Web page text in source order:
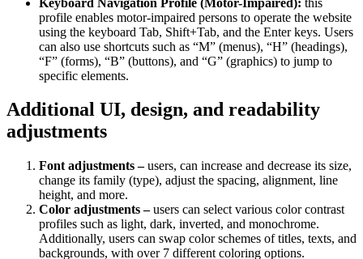
profile enables motor-impaired persons to operate the website
using the keyboard Tab, Shift+Tab, and the Enter keys. Users
can also use shortcuts such as “M” (menus), “H” (headings),
“F” (forms), “B” (buttons), and “G” (graphics) to jump to
specific elements.
Additional UI, design, and readability
adjustments
Font adjustments –users, can increase and decrease its size,
change its family (type), adjust the spacing, alignment, line
height, and more.
Color adjustments –users can select various color contrast
profiles such as light, dark, inverted, and monochrome.
Additionally, users can swap color schemes of titles, texts, and
backgrounds, with over 7 different coloring options.